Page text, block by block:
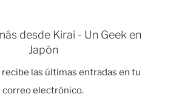
desde Kirai - Un Geek en
Japón
las últimas entradas en tu
correo electrónico.